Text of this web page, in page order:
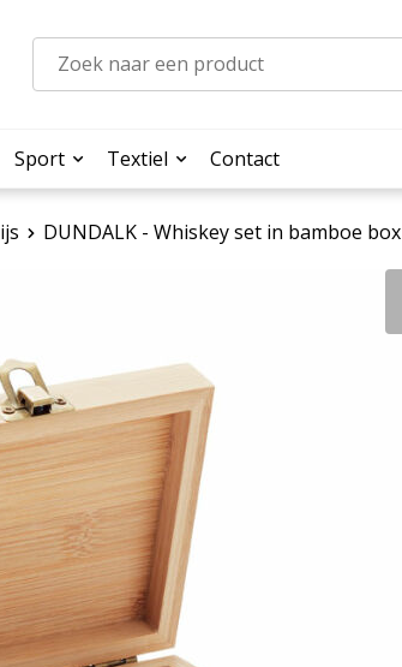
Sport Textiel Contact
ijs DUNDALK - Whiskey set in bamboe box